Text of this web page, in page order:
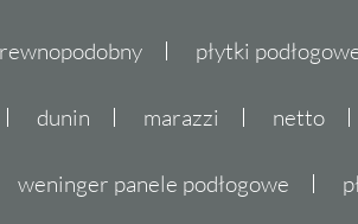
płytki
dunin marazzi netto
weninger panele podłogowe